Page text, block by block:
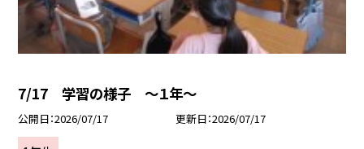
7/17 学習の様子 ～１年～
公開日 2026/07/17 更新日 2026/07/17